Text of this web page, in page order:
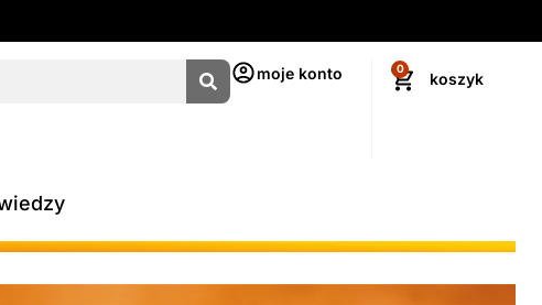
moje konto 0